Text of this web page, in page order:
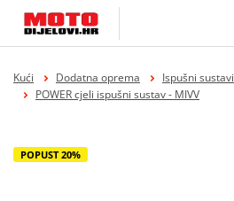
Kući Dodatna oprema Ispušni sustavi
POWER cjeli ispušni sustav - MIVV
POPUST 20%